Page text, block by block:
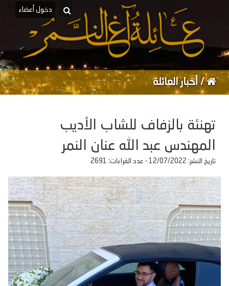
دخول أعضاء
/أخبار العائلة
تهنئة بالزفاف للشاب الأديب
المهندس عبد الله عنان النمر
تاريخ النشر: 12/07/2022 - عدد القراءات: 2691